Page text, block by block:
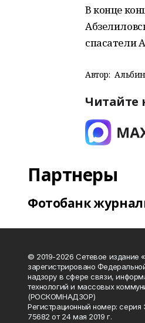
В конце
спасатели
Автор:
Читайте
Партнеры
Фотобанк
© 2019-2026 Сетевое издание
зарегистрировано
надзору в сфере связи,
технологий и массовых
(РОСКОМНАДЗОР)
Регистрационный номер:
75682 от 24 мая 2019 г.